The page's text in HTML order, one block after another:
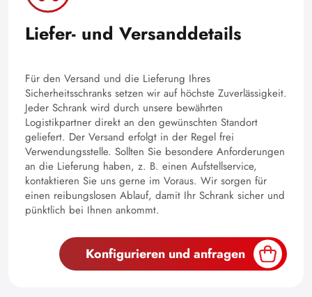
Liefer- und Versanddetails
Für den Versand und die Lieferung Ihres
Sicherheitsschranks setzen wir auf höchste Zuverlässigkeit.
Jeder Schrank wird durch unsere bewährten
Logistikpartner direkt an den gewünschten Standort
geliefert. Der Versand erfolgt in der Regel frei
Verwendungsstelle. Sollten Sie besondere Anforderungen
an die Lieferung haben, z. B. einen Aufstellservice,
kontaktieren Sie uns gerne im Voraus. Wir sorgen für
einen reibungslosen Ablauf, damit Ihr Schrank sicher und
pünktlich bei Ihnen ankommt.
Konfigurieren und anfragen